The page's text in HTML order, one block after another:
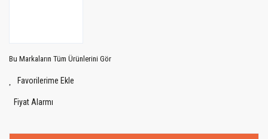
Bu Markaların Tüm Ürünlerini Gör
Fiyat Alarmı